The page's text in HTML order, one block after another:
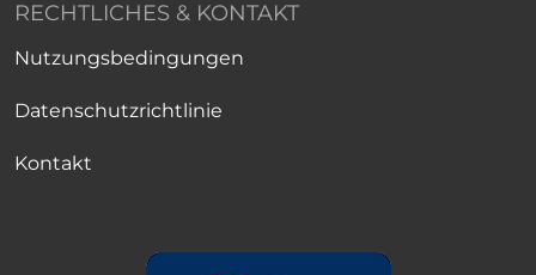
RECHTLICHES & KONTAKT
Nutzungsbedingungen
Datenschutzrichtlinie
Kontakt